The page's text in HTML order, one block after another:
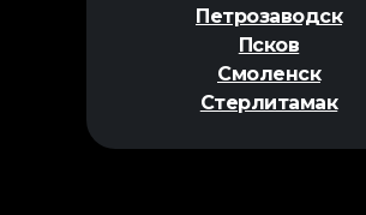
Петрозаводск
Псков
Смоленск
Стерлитамак